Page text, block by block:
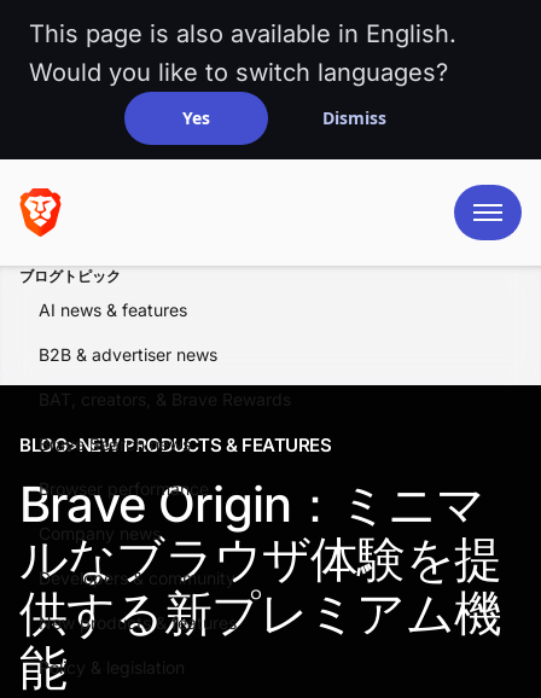
This page is also available in English.
Would you like to switch languages?
Yes Dismiss
ブログトピック
AI news & features
B2B & advertiser news
BAT, creators, & Brave Rewards
Brave Search news
Browser performance
Company news
Developers & community
New products & features
Policy & legislation
BLOG>NEW PRODUCTS & FEATURES
Brave Origin：ミニマ
ルなブラウザ体験を提
供する新プレミアム機
能